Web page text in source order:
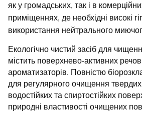
як у громадських, так і в
приміщеннях, де необхідні високі
використання нейтрального
Екологічно чистий засіб для
містить поверхнево-активних
ароматизаторів. Повністю
для регулярного очищення твердих
водостійких та спиртостійких
природні властивості очищених